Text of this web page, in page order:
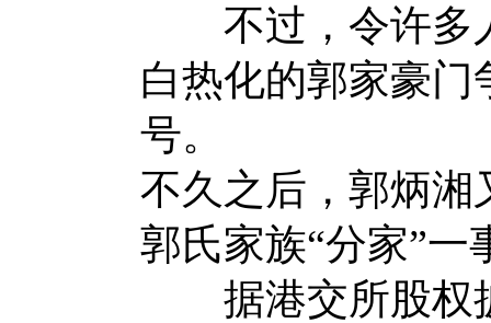
不过，令许多
白热化的郭家豪门
号。
不久之后，郭炳湘
郭氏家族“分家”一
据港交所股权